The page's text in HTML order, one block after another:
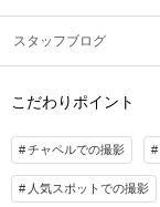
スタッフブログ
こだわりポイント
チャペルでの撮影
人気スポットでの撮影